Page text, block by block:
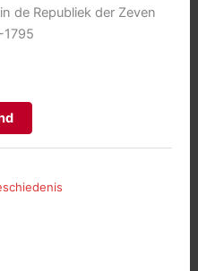
de Republiek der Zeven
1795